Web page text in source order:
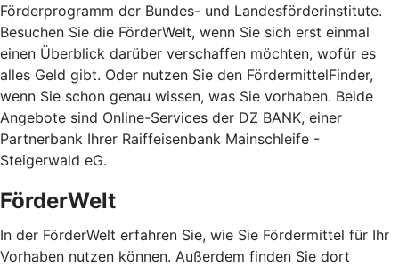
Förderprogramm der Bundes- und Landesförderinstitute.
Besuchen Sie die FörderWelt, wenn Sie sich erst einmal
einen Überblick darüber verschaffen möchten, wofür es
alles Geld gibt. Oder nutzen Sie den FördermittelFinder,
wenn Sie schon genau wissen, was Sie vorhaben. Beide
Angebote sind Online-Services der DZ BANK, einer
Partnerbank Ihrer Raiffeisenbank Mainschleife -
Steigerwald eG.
FörderWelt
In der FörderWelt erfahren Sie, wie Sie Fördermittel für Ihr
Vorhaben nutzen können. Außerdem finden Sie dort